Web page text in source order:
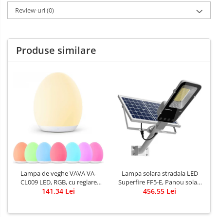
Review-uri(0)
Produse similare
Lampa de veghe VAVA VA-
CL009 LED, RGB, cu reglare
touch a Intensitatii, lumina
141,34 Lei
Lampa solara stradala LED
Superfire FF5-E, Panou solar,
Telecomanda, 897W, 2000lm,
456,55 Lei